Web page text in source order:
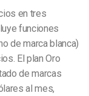
en tres
funciones
de marca blanca)
El plan Oro
de marcas
al mes,